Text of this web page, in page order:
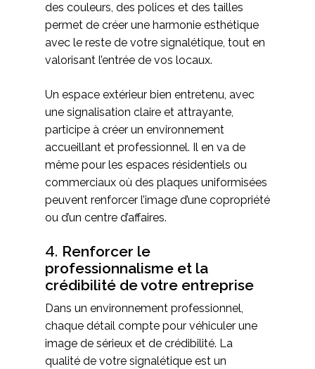
des couleurs, des polices et des tailles
permet de créer une harmonie esthétique
avec le reste de votre signalétique, tout en
valorisant l’entrée de vos locaux.
Un espace extérieur bien entretenu, avec
une signalisation claire et attrayante,
participe à créer un environnement
accueillant et professionnel. Il en va de
même pour les espaces résidentiels ou
commerciaux où des plaques uniformisées
peuvent renforcer l’image d’une copropriété
ou d’un centre d’affaires.
4. Renforcer le
professionnalisme et la
crédibilité de votre entreprise
Dans un environnement professionnel,
chaque détail compte pour véhiculer une
image de sérieux et de crédibilité. La
qualité de votre signalétique est un